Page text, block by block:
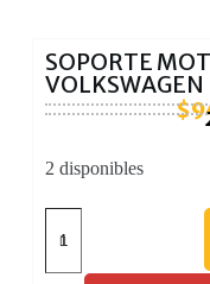
SOPORTE
$
2 disponibles